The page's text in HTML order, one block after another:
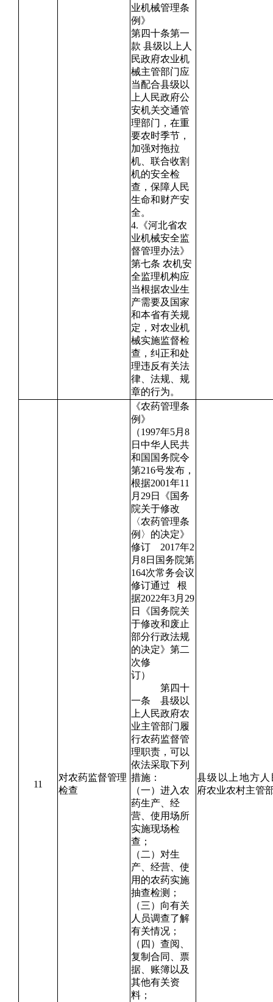
业机械管理条
例》
第四十条第一
款 县级以上人
民政府农业机
械主管部门应
当配合县级以
上人民政府公
安机关交通管
理部门，在重
要农时季节，
加强对拖拉
机、联合收割
机的安全检
查，保障人民
生命和财产安
全。
4.《河北省农
业机械安全监
督管理办法》
第七条 农机安
全监理机构应
当根据农业生
产需要及国家
和本省有关规
定，对农业机
械实施监督检
查，纠正和处
理违反有关法
律、法规、规
章的行为。
11
对农药监督管理
检查
《农药管理条
例》
（1997年5月8
日中华人民共
和国国务院令
第216号发布，
根据2001年11
月29日《国务
院关于修改
〈农药管理条
例〉的决定》
修订 2017年2
月8日国务院第
164次常务会议
修订通过 根
据2022年3月29
日《国务院关
于修改和废止
部分行政法规
的决定》第二
次修
订）
第四十
一条 县级以
上人民政府农
业主管部门履
行农药监督管
理职责，可以
依法采取下列
措施：
（一）进入农
药生产、经
营、使用场所
实施现场检
查；
（二）对生
产、经营、使
用的农药实施
抽查检测；
（三）向有关
人员调查了解
有关情况；
（四）查阅、
复制合同、票
据、账簿以及
其他有关资
料；
县级以上地方人
府农业农村主管